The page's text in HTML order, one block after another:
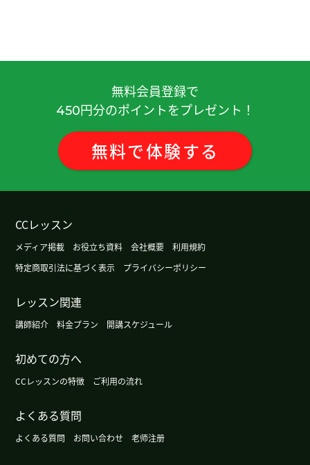
展示。。。( 男性 )
谢谢老师，下次见！( 40代 )
谢谢老师，下次见！( 40代 )
谢谢您老师！下次见ー！( 40代 女性 )
了。。。到习惯怎么动嘴，舌头还有喉咙，需要时
间，我好好儿练习啊 ( 男性 )
方发生了地震。 横滨也比较大的摇晃了、我也会小
心的。( 50代 男性 )
丁寧に発音を教えてくださるとても素敵な先生で
す！次もお願いします！
发音。( 60代 男性 )
無料会員登録で
450円分のポイントをプレゼント！
無料で体験する
CCレッスン
メディア掲載 お役立ち資料 会社概要
利用規約
特定商取引法に基づく表示
プライバシーポリシー
レッスン関連
講師紹介 料金プラン 開講スケジュール
初めての方へ
CCレッスンの特徴 ご利用の流れ
よくある質問
よくある質問 お問い合わせ 老师注册